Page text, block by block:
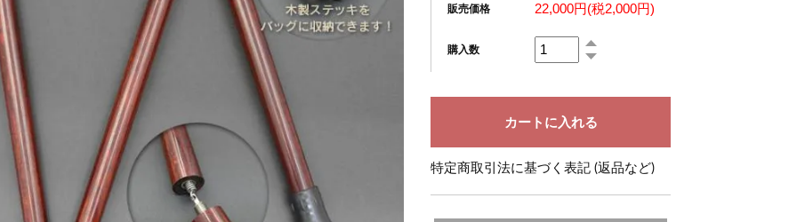
販売価格 22,000円(税2,000円)
購入数
特定商取引法に基づく表記 (返品など)